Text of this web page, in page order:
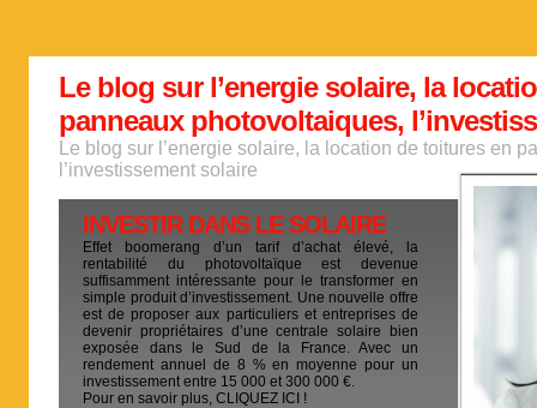
Le blog sur l’energie solaire, la
panneaux photovoltaiques,
Le blog sur l’energie solaire, la location de toitures en
l’investissement solaire
INVESTIR DANS LE SOLAIRE
Effet boomerang d’un tarif d’achat élevé, la
rentabilité du photovoltaïque est devenue
suffisamment intéressante pour le transformer en
simple produit d’investissement. Une nouvelle offre
est de proposer aux particuliers et entreprises de
devenir propriétaires d’une centrale solaire bien
exposée dans le Sud de la France. Avec un
rendement annuel de 8 % en moyenne pour un
investissement entre 15 000 et 300 000 €.
Pour en savoir plus, CLIQUEZ ICI !